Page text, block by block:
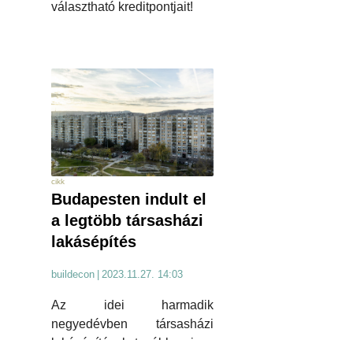
választható kreditpontjait!
cikk
Budapesten indult el
a legtöbb társasházi
lakásépítés
buildecon 2023.11.27. 14:03
Az idei harmadik
negyedévben társasházi